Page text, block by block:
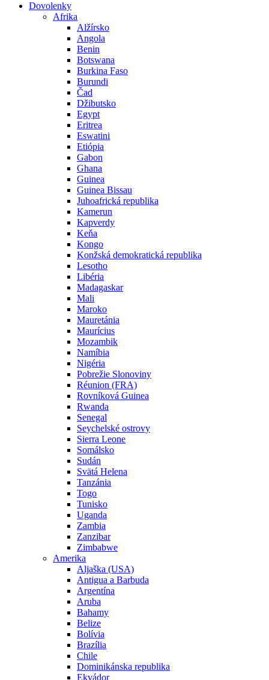
Dovolenky
Afrika
Alžírsko
Angola
Benin
Botswana
Burkina Faso
Burundi
Čad
Džibutsko
Egypt
Eritrea
Eswatini
Etiópia
Gabon
Ghana
Guinea
Guinea Bissau
Juhoafrická republika
Kamerun
Kapverdy
Keňa
Kongo
Konžská demokratická republika
Lesotho
Libéria
Madagaskar
Mali
Maroko
Mauretánia
Maurícius
Mozambik
Namíbia
Nigéria
Pobrežie Slonoviny
Réunion (FRA)
Rovníková Guinea
Rwanda
Senegal
Seychelské ostrovy
Sierra Leone
Somálsko
Sudán
Svätá Helena
Tanzánia
Togo
Tunisko
Uganda
Zambia
Zanzibar
Zimbabwe
Amerika
Aljaška (USA)
Antigua a Barbuda
Argentína
Aruba
Bahamy
Belize
Bolívia
Brazília
Chile
Dominikánska republika
Ekvádor